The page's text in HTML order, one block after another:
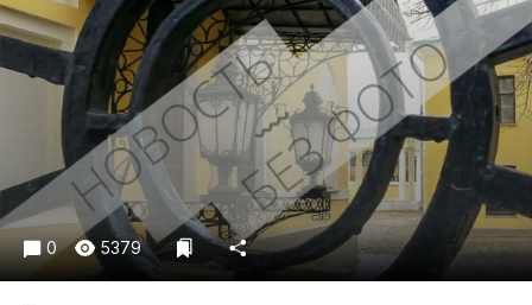
Криминал
Культура
Недвижимость и ЖКХ
Образование
Общество
Погода
Праздники
Происшествия
0 5379